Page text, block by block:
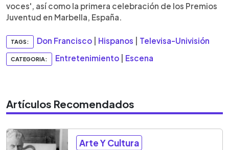
voces', así como la primera celebración de los Premios
Juventud en Marbella, España.
TAGS: Don Francisco Hispanos Televisa-Univisión
CATEGORIA: Entretenimiento Escena
Artículos Recomendados
Arte Y Cultura